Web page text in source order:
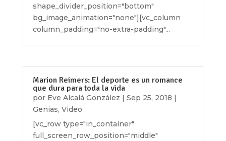
shape_divider_position="bottom"
bg_image_animation="none"][vc_column
column_padding="no-extra-padding"...
Marion Reimers: El deporte es un romance
que dura para toda la vida
por Eve Alcalá González Sep 25, 2018
Genias, Video
[vc_row type="in_container"
full_screen_row_position="middle"